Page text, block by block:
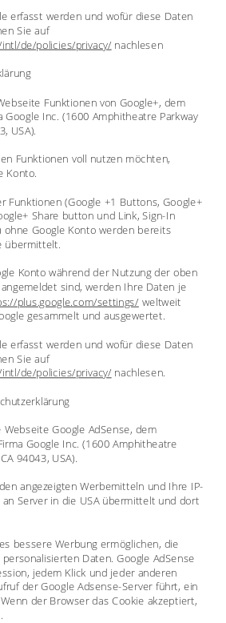
erfasst werden und wofür diese Daten
Sie auf
de/policies/privacy/ nachlesen
Funktionen von Google+, dem
Google Inc. (1600 Amphitheatre Parkway
USA).
Funktionen voll nutzen möchten,
Konto.
Funktionen (Google +1 Buttons, Google+
Share button und Link, Sign-In
Google Konto werden bereits
übermittelt.
Konto während der Nutzung der oben
sind, werden Ihre Daten je
plus.google.com/settings/ weltweit
gesammelt und ausgewertet.
erfasst werden und wofür diese Daten
Sie auf
de/policies/privacy/ nachlesen.
Google AdSense, dem
Google Inc. (1600 Amphitheatre
94043, USA).
angezeigten Werbemitteln und Ihre IP-
Server in die USA übermittelt und dort
bessere Werbung ermöglichen, die
Daten. Google AdSense
jedem Klick und jeder anderen
der Google Adsense-Server führt, ein
der Browser das Cookie akzeptiert,